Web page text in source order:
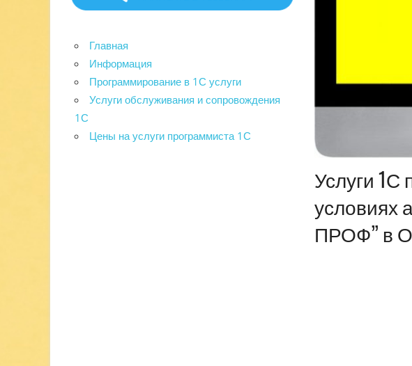
Информация
Услуги
условиях
ПРОФ” в
Главная
Информация
Программирование в 1С услуги
Услуги обслуживания и сопровождения
1С
Цены на услуги программиста 1С